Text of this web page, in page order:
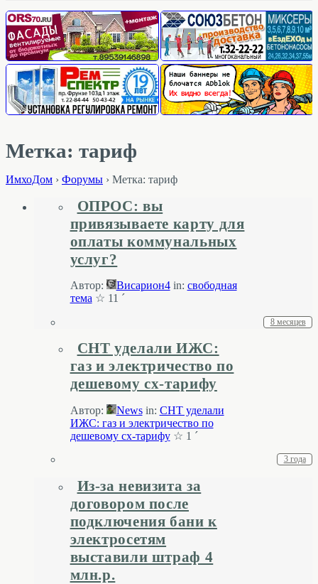
Метка: тариф
ИмхоДом › Форумы › Метка: тариф
ОПРОС: вы
привязываете карту для
оплаты коммунальных
услуг?
Автор: Висариoн4 in: свободная
тема ☆ 11 ´
8 месяцев
СНТ уделали ИЖС:
газ и электричество по
дешевому сх-тарифу
Автор: News in: СНТ уделали
ИЖС: газ и электричество по
дешевому сх-тарифу☆ 1 ´
3 года
Из-за невизита за
договором после
подключения бани к
электросетям
выставили штраф 4
млн.р.